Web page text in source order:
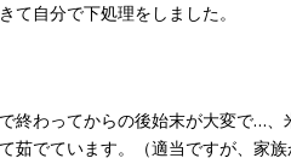
自分で下処理をしました。
わってからの後始末が大変で…
でています。（適当ですが、家族